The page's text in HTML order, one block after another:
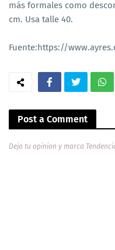
más formales como
cm. Usa talle 40.
Fuente:https://
Post a Comment
Deja tu opinion y marca